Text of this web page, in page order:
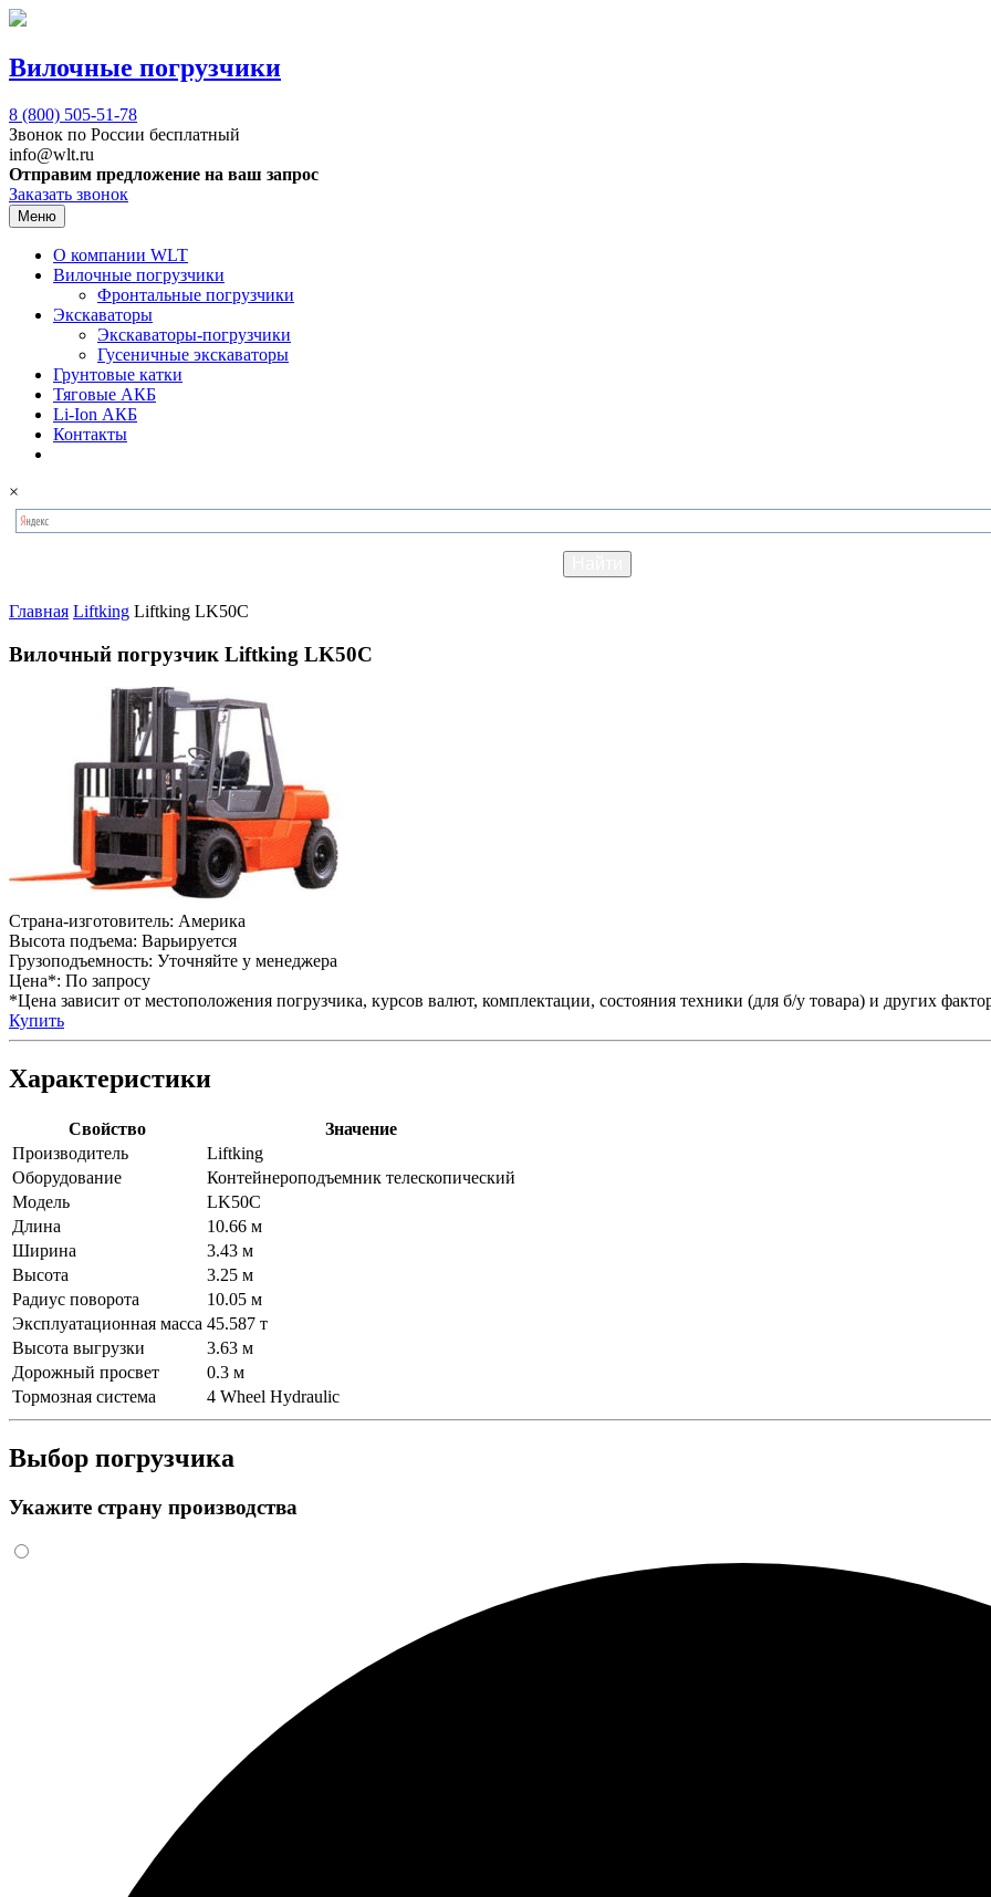
Вилочные погрузчики
8 (800) 505-51-78
Звонок по России бесплатный
info@wlt.ru
Отправим предложение на ваш запрос
Заказать звонок
Меню
О компании WLT
Вилочные погрузчики
Фронтальные погрузчики
Экскаваторы
Экскаваторы-погрузчики
Гусеничные экскаваторы
Грунтовые катки
Тяговые АКБ
Li-Ion АКБ
Контакты
×
Главная Liftking Liftking LK50C
Вилочный погрузчик Liftking LK50C
Страна-изготовитель: Америка
Высота подъема: Варьируется
Грузоподъемность: Уточняйте у менеджера
Цена*: По запросу
*Цена зависит от местоположения погрузчика, курсов валют, комплектации, состояния техники (для б/у товара) и других
Купить
Характеристики
Свойство
Значение
Производитель
Liftking
Оборудование
Контейнероподъемник телескопический
Модель
LK50C
Длина
10.66 м
Ширина
3.43 м
Высота
3.25 м
Радиус поворота
10.05 м
Эксплуатационная масса 45.587 т
Высота выгрузки
3.63 м
Дорожный просвет
0.3 м
Тормозная система
4 Wheel Hydraulic
Выбор погрузчика
Укажите страну производства